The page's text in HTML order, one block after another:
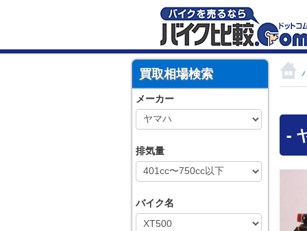
-
買取相場検索
メーカー
排気量
バイク名